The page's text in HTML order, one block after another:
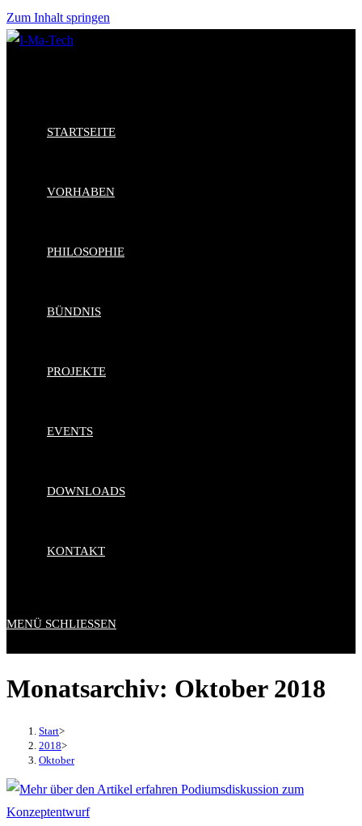
Zum Inhalt springen
STARTSEITE
VORHABEN
PHILOSOPHIE
BÜNDNIS
PROJEKTE
EVENTS
DOWNLOADS
KONTAKT
MENÜ SCHLIESSEN
Monatsarchiv: Oktober 2018
Start>
2018>
Oktober